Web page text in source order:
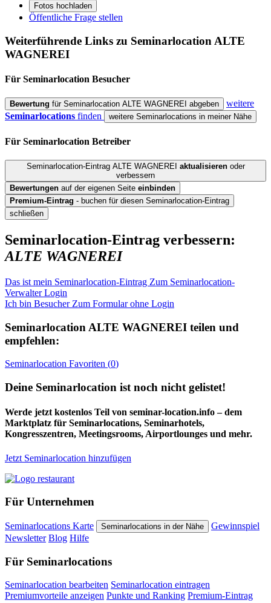
Fotos hochladen
Öffentliche Frage stellen
Weiterführende Links zu Seminarlocation ALTE
WAGNEREI
Für Seminarlocation Besucher
Bewertung für Seminarlocation ALTE WAGNEREI abgeben
weitere
Seminarlocations finden weitere Seminarlocations in meiner Nähe
Für Seminarlocation Betreiber
Seminarlocation-Eintrag ALTE WAGNEREI aktualisierenoder
verbessern
Bewertungen auf der eigenen Seite einbinden
Premium-Eintrag - buchen für diesen Seminarlocation-Eintrag
schließen
Seminarlocation-Eintrag verbessern:
ALTE WAGNEREI
Das ist mein Seminarlocation-Eintrag Zum Seminarlocation-
Verwalter Login
Ich bin Besucher Zum Formular ohne Login
Seminarlocation ALTE WAGNEREI teilen und
empfehlen:
Seminarlocation Favoriten (0)
Deine Seminarlocation ist noch nicht gelistet!
Werde jetzt kostenlos Teil von seminar-location.info – dem
Marktplatz für Seminarlocations, Seminarhotels,
Kongresszentren, Meetingsrooms, Airportlounges und mehr.
Jetzt Seminarlocation hinzufügen
Für Unternehmen
Seminarlocations Karte Seminarlocations in der Nähe
Gewinnspiel
Newsletter Blog Hilfe
Für Seminarlocations
Seminarlocation bearbeiten Seminarlocation eintragen
Premiumvorteile anzeigen Punkte und Ranking Premium-Eintrag